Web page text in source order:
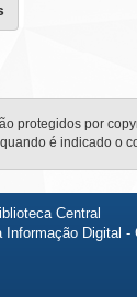
protegidos por
é indicado o
Central
Informação Digital -